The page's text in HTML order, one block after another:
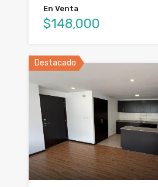
En Venta
$148,000
Destacado